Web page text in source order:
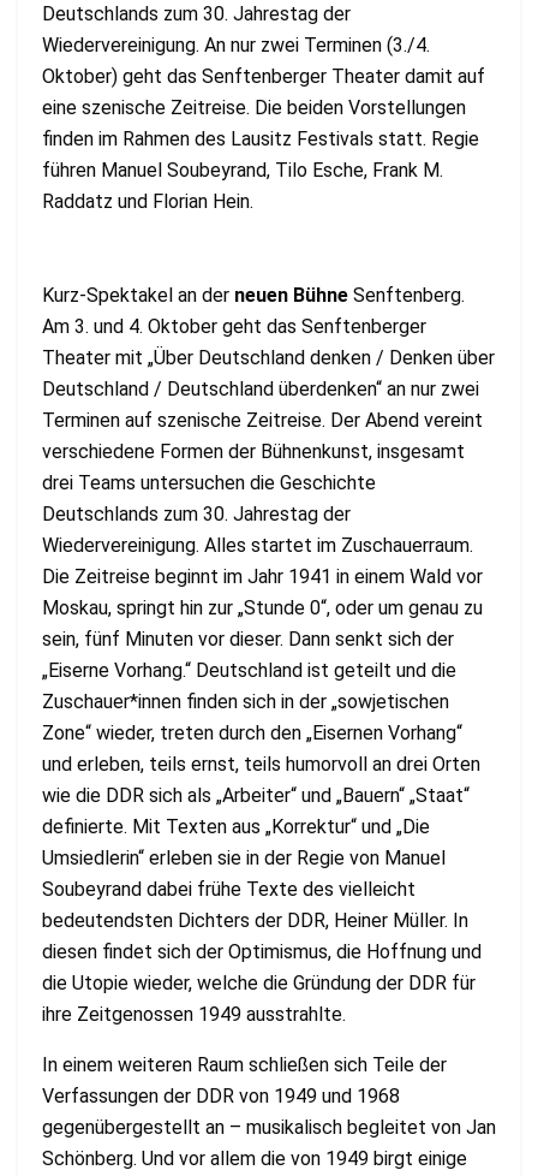
Deutschlands zum 30. Jahrestag der
Wiedervereinigung. An nur zwei Terminen (3./4.
Oktober) geht das Senftenberger Theater damit auf
eine szenische Zeitreise. Die beiden Vorstellungen
finden im Rahmen des Lausitz Festivals statt. Regie
führen Manuel Soubeyrand, Tilo Esche, Frank M.
Raddatz und Florian Hein.
Kurz-Spektakel an der neuen Bühne Senftenberg.
Am 3. und 4. Oktober geht das Senftenberger
Theater mit „Über Deutschland denken / Denken über
Deutschland / Deutschland überdenken“ an nur zwei
Terminen auf szenische Zeitreise. Der Abend vereint
verschiedene Formen der Bühnenkunst, insgesamt
drei Teams untersuchen die Geschichte
Deutschlands zum 30. Jahrestag der
Wiedervereinigung. Alles startet im Zuschauerraum.
Die Zeitreise beginnt im Jahr 1941 in einem Wald vor
Moskau, springt hin zur „Stunde 0“, oder um genau zu
sein, fünf Minuten vor dieser. Dann senkt sich der
„Eiserne Vorhang.“ Deutschland ist geteilt und die
Zuschauer*innen finden sich in der „sowjetischen
Zone“ wieder, treten durch den „Eisernen Vorhang“
und erleben, teils ernst, teils humorvoll an drei Orten
wie die DDR sich als „Arbeiter“ und „Bauern“ „Staat“
definierte. Mit Texten aus „Korrektur“ und „Die
Umsiedlerin“ erleben sie in der Regie von Manuel
Soubeyrand dabei frühe Texte des vielleicht
bedeutendsten Dichters der DDR, Heiner Müller. In
diesen findet sich der Optimismus, die Hoffnung und
die Utopie wieder, welche die Gründung der DDR für
ihre Zeitgenossen 1949 ausstrahlte.
In einem weiteren Raum schließen sich Teile der
Verfassungen der DDR von 1949 und 1968
gegenübergestellt an – musikalisch begleitet von Jan
Schönberg. Und vor allem die von 1949 birgt einige